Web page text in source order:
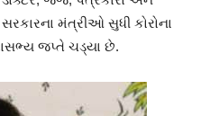
મંત્રીઓ સુધી કોરોના
જપ્તે ચડ્યા છે.